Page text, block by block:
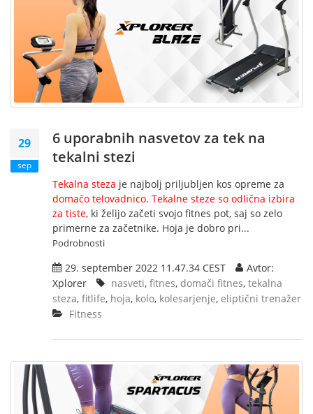
29
sep
6 uporabnih nasvetov za tek na
tekalni stezi
Tekalna steza je najbolj priljubljen kos opreme za
domačo telovadnico. Tekalne steze so odlična izbira
za tiste, ki želijo začeti svojo fitnes pot, saj so zelo
primerne za začetnike. Hoja je dobro pri...
Podrobnosti
29. september 2022 11.47.34 CEST
Avtor:
Xplorer
nasveti, fitnes, domači fitnes, tekalna
steza, fitlife, hoja, kolo, kolesarjenje, eliptični trenažer
Fitness